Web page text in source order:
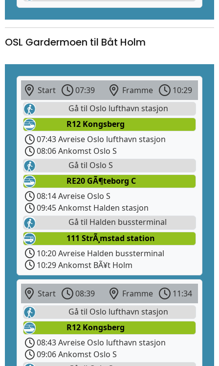
OSL Gardermoen til Båt Holm
Start 07:39 Framme
10:29
Gå til Oslo lufthavn stasjon
R12 Kongsberg
07:43 Avreise Oslo lufthavn stasjon
08:06 Ankomst Oslo S
Gå til Oslo S
RE20 GÃ¶teborg C
08:14 Avreise Oslo S
09:45 Ankomst Halden stasjon
Gå til Halden bussterminal
111 StrÃ¸mstad station
10:20 Avreise Halden bussterminal
10:29 Ankomst BÃ¥t Holm
Start 08:39 Framme
11:34
Gå til Oslo lufthavn stasjon
R12 Kongsberg
08:43 Avreise Oslo lufthavn stasjon
09:06 Ankomst Oslo S